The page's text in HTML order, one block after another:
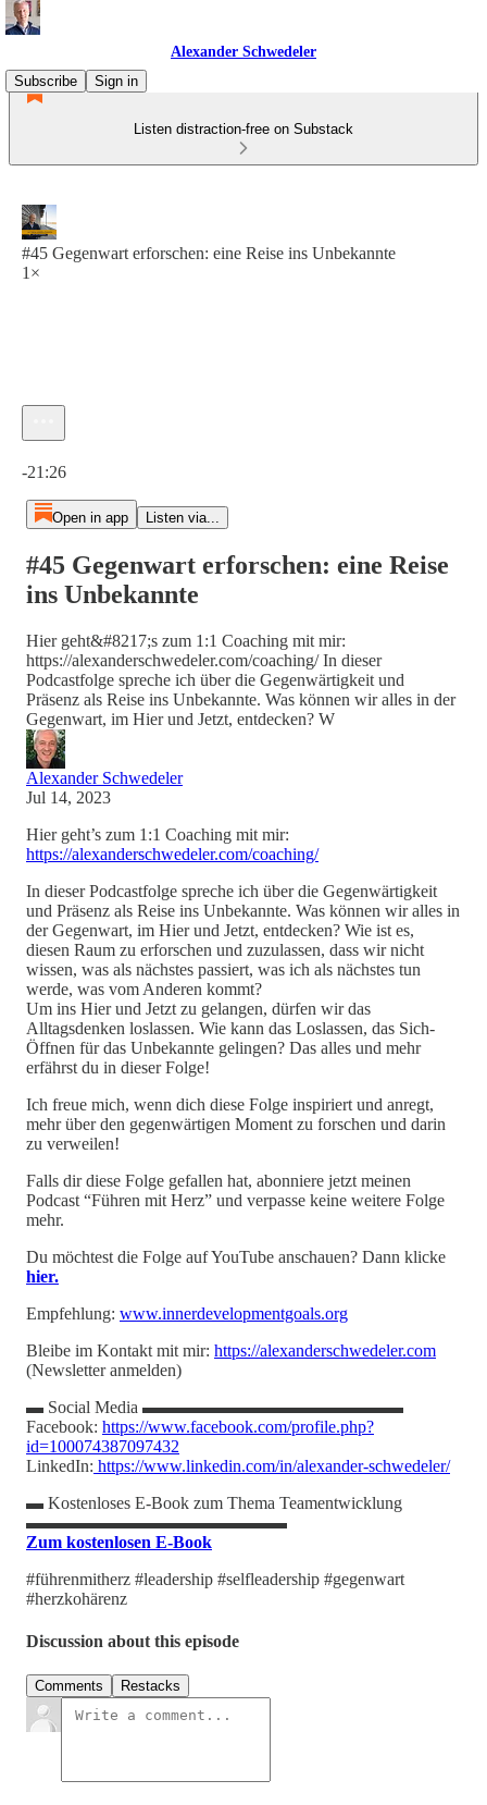
Alexander Schwedeler
Subscribe
Sign in
Listen distraction-free on Substack
#45 Gegenwart erforschen: eine Reise ins Unbekannte
1×
-21:26
Open in app Listen via...
#45 Gegenwart erforschen: eine Reise
ins Unbekannte
Hier geht&#8217;s zum 1:1 Coaching mit mir:
https://alexanderschwedeler.com/coaching/ In dieser
Podcastfolge spreche ich über die Gegenwärtigkeit und
Präsenz als Reise ins Unbekannte. Was können wir alles in der
Gegenwart, im Hier und Jetzt, entdecken? W
Alexander Schwedeler
Jul 14, 2023
Hier geht’s zum 1:1 Coaching mit mir:
https://alexanderschwedeler.com/coaching/
In dieser Podcastfolge spreche ich über die Gegenwärtigkeit
und Präsenz als Reise ins Unbekannte. Was können wir alles in
der Gegenwart, im Hier und Jetzt, entdecken? Wie ist es,
diesen Raum zu erforschen und zuzulassen, dass wir nicht
wissen, was als nächstes passiert, was ich als nächstes tun
werde, was vom Anderen kommt?
Um ins Hier und Jetzt zu gelangen, dürfen wir das
Alltagsdenken loslassen. Wie kann das Loslassen, das Sich-
Öffnen für das Unbekannte gelingen? Das alles und mehr
erfährst du in dieser Folge!
Ich freue mich, wenn dich diese Folge inspiriert und anregt,
mehr über den gegenwärtigen Moment zu forschen und darin
zu verweilen!
Falls dir diese Folge gefallen hat, abonniere jetzt meinen
Podcast “Führen mit Herz” und verpasse keine weitere Folge
mehr.
Du möchtest die Folge auf YouTube anschauen? Dann klicke
hier.
Empfehlung: www.innerdevelopmentgoals.org
Bleibe im Kontakt mit mir: https://alexanderschwedeler.com
(Newsletter anmelden)
▬ Social Media ▬▬▬▬▬▬▬▬▬▬▬▬▬▬▬
Facebook: https://www.facebook.com/profile.php?
id=100074387097432
LinkedIn: https://www.linkedin.com/in/alexander-schwedeler/
▬ Kostenloses E-Book zum Thema Teamentwicklung
▬▬▬▬▬▬▬▬▬▬▬▬▬▬▬
Zum kostenlosen E-Book
#führenmitherz #leadership #selfleadership #gegenwart
#herzkohärenz
Discussion about this episode
Comments Restacks